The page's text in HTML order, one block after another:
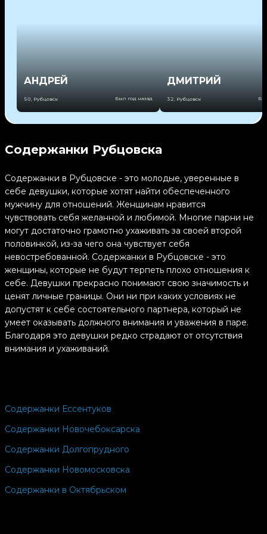
АНДРЕЙ
50 Рубцовск Был год назад
ДМИТРИЙ
32 Рубцовск
Содержанки Рубцовска
Содержанки в Рубцовске - это молодые, уверенные в
себе девушки, которые хотят найти обеспеченного
мужчину для отношений. Женщинам нравится
чувствовать себя желанной и любимой. Многие парни не
могут достаточно грамотно ухаживать за своей второй
половинкой, из-за чего она чувствует себя
невостребованной. Содержанки в Рубцовске - это
женщины, которые не будут терпеть плохо отношения к
себе. Девушки прекрасно понимают свою значимость и
ценят личные границы. Они ни при каких условиях не
допустят к себе состоятельного партнера, который не
умеет оказывать должного внимания и уважения в паре.
Благодаря это девушки редко страдают от отсутствия
внимания и ухаживаний.
готовы всячески привлекать своего избранника и
самых важных функций женщины в подобных
взаимоотношениях. Содержанки Рубцовска прекрасно
паре обязанности. Они будут отличными хозяйками и
любовницами, потому что четко понимают, что нужно
Содержанки Ессентуков
Содержанки Новочебоксарска
Содержанки Долгопрудного
Содержанки Новомосковска
Содержанки в Октябрьском